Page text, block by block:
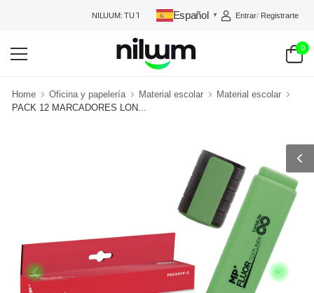
NILUUM: TU TIENDA DE CONFIANZA
Español ▼ Entrar/ Registrarte
0
Home Oficina y papelería Material escolar
Material escolar
PACK 12 MARCADORES LON...